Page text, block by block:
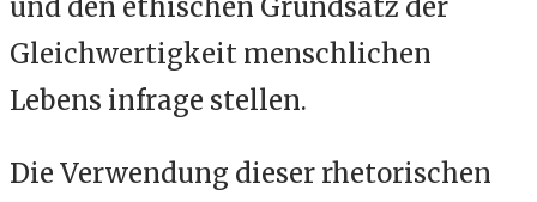
und den ethischen Grundsatz der
Gleichwertigkeit menschlichen
Lebens infrage stellen.
Die Verwendung dieser rhetorischen